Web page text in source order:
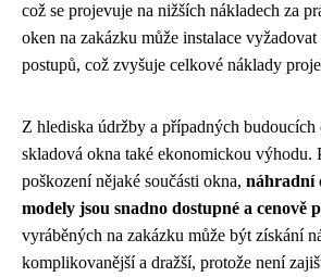
což se projevuje na nižších nákladech za
oken na zakázku může instalace
postupů, což zvyšuje celkové náklady
Z hlediska údržby a případných budoucích
skladová okna také ekonomickou výhodu.
poškození nějaké součásti okna, náhradní
modely jsou snadno dostupné a cenově
vyráběných na zakázku může být získání
komplikovanější a dražší, protože není